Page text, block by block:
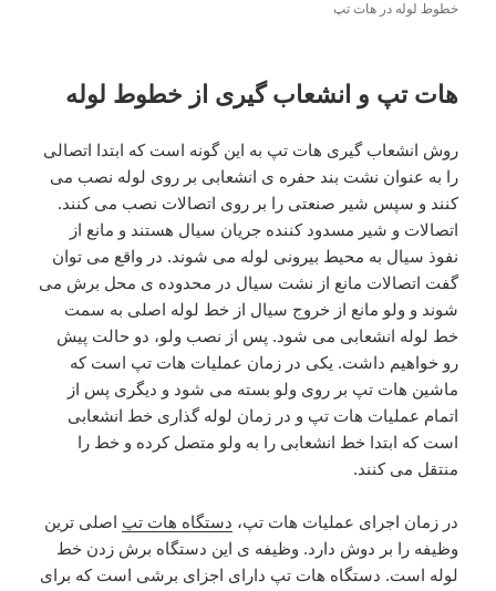
خطوط لوله در هات تپ
هات تپ و انشعاب گیری از خطوط لوله
روش انشعاب گیری هات تپ به این گونه است که ابتدا اتصالی
را به عنوان نشت بند حفره ی انشعابی بر روی لوله نصب می
کنند و سپس شیر صنعتی را بر روی اتصالات نصب می کنند.
اتصالات و شیر مسدود کننده جریان سیال هستند و مانع از
نفوذ سیال به محیط بیرونی لوله می شوند. در واقع می توان
گفت اتصالات مانع از نشت سیال در محدوده ی محل برش می
شوند و ولو مانع از خروج سیال از خط لوله اصلی به سمت
خط لوله انشعابی می شود. پس از نصب ولو، دو حالت پیش
رو خواهیم داشت. یکی در زمان عملیات هات تپ است که
ماشین هات تپ بر روی ولو بسته می شود و دیگری پس از
اتمام عملیات هات تپ و در زمان لوله گذاری خط انشعابی
است که ابتدا خط انشعابی را به ولو متصل کرده و خط را
منتقل می کنند.
در زمان اجرای عملیات هات تپ، دستگاه هات تپ اصلی ترین
وظیفه را بر دوش دارد. وظیفه ی این دستگاه برش زدن خط
لوله است. دستگاه هات تپ دارای اجزای برشی است که برای